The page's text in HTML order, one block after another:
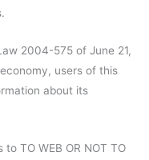
2004-575 of June 21,
users of this
about its
to TO WEB OR NOT TO